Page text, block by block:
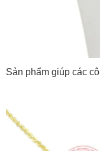
Sản phẩm giúp các